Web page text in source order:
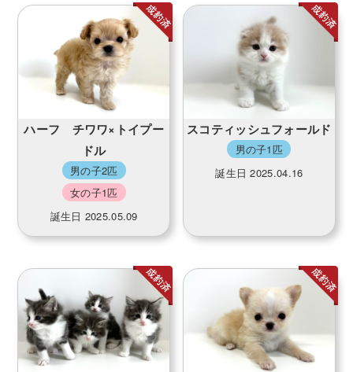
ハーフ チワワ×トイプー
ドル
男の子2匹
女の子1匹
誕生日 2025.05.09
スコティッシュフォールド
男の子1匹
誕生日 2025.04.16